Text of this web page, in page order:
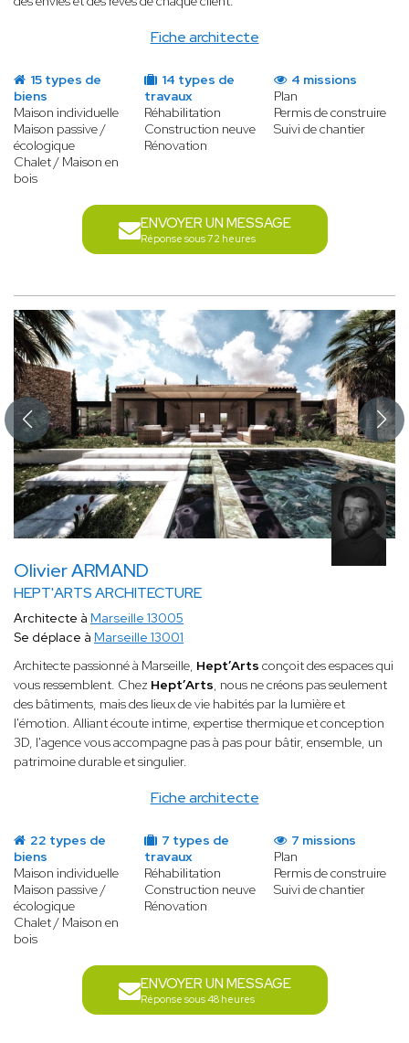
Fiche architecte
15 types de
biens
Maison individuelle
Maison passive /
écologique
Chalet / Maison en
bois
14 types de
travaux
Réhabilitation
Construction neuve
Rénovation
4 missions
Plan
Permis de construire
Suivi de chantier
ENVOYER UN MESSAGE
Réponse sous 72 heures
Olivier ARMAND
HEPT'ARTS ARCHITECTURE
Fiche architecte
Architecte à Marseille 13005
Se déplace à Marseille 13001
Architecte passionné à Marseille, Hept’Arts conçoit des espaces qui
vous ressemblent. Chez Hept’Arts, nous ne créons pas seulement
des bâtiments, mais des lieux de vie habités par la lumière et
l'émotion. Alliant écoute intime, expertise thermique et conception
3D, l'agence vous accompagne pas à pas pour bâtir, ensemble, un
patrimoine durable et singulier.
22 types de
biens
Maison individuelle
Maison passive /
écologique
Chalet / Maison en
bois
7 types de
travaux
Réhabilitation
Construction neuve
Rénovation
7 missions
Plan
Permis de construire
Suivi de chantier
ENVOYER UN MESSAGE
Réponse sous 48 heures